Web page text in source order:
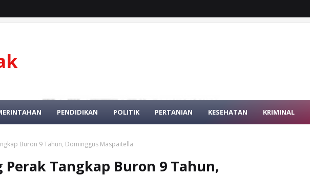
PENDIDIKAN POLITIK PERTANIAN KESEHATAN KRIMINAL
Buron 9 Tahun, Dominggus Maspaitella
Tangkap Buron 9 Tahun,